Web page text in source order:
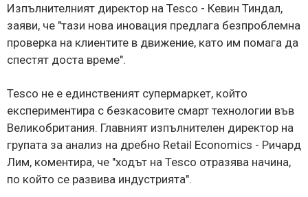
Изпълнителният директор на Tesco - Кевин Тиндал,
заяви, че "тази нова иновация предлага безпроблемна
проверка на клиентите в движение, като им помага да
спестят доста време".
Tesco не е единственият супермаркет, който
експериментира с безкасовите смарт технологии във
Великобритания. Главният изпълнителен директор на
групата за анализ на дребно Retail Economics - Ричард
Лим, коментира, че "ходът на Tesco отразява начина,
по който се развива индустрията".